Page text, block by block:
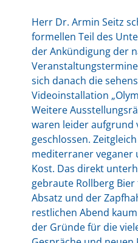
Herr Dr. Armin Seitz
formellen Teil des
der Ankündigung der
sich danach die
Videoinstallation
Weitere
waren leider aufgrund
geschlossen.
mediterraner veganer
Kost. Das direkt
gebraute Rollberg
Absatz und der
restlichen Abend
der Gründe für die